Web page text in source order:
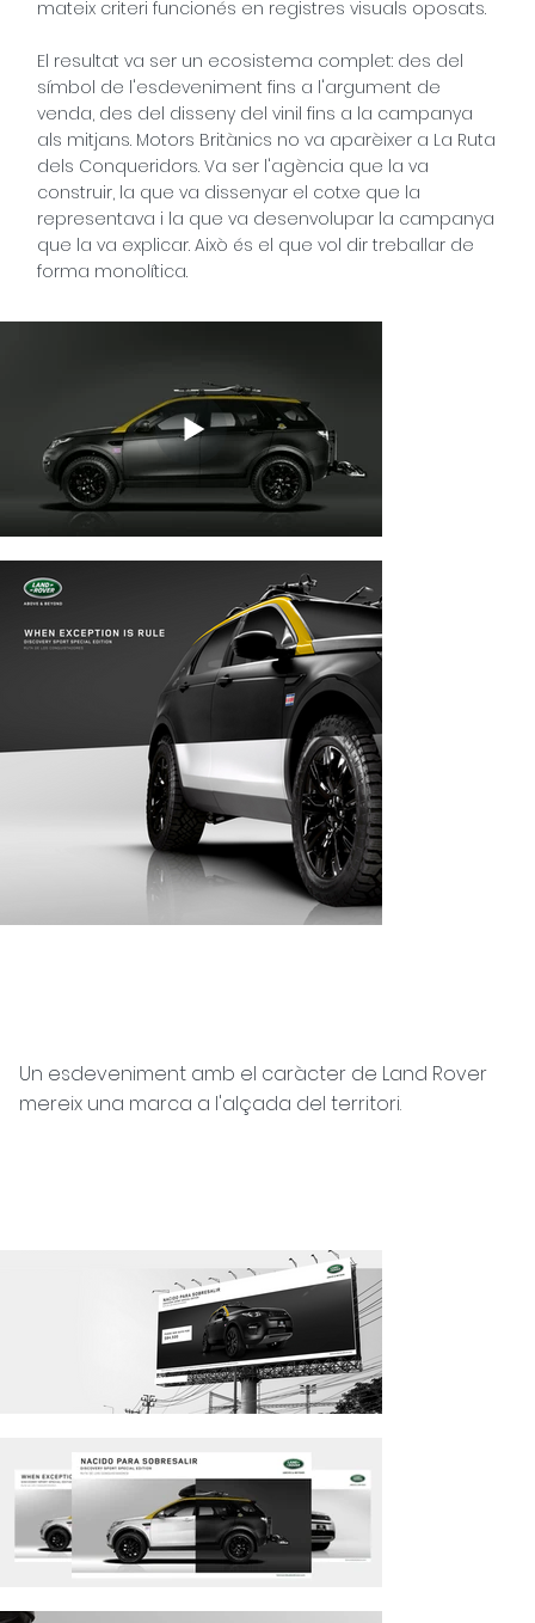
mateix criteri funcionés en registres visuals oposats.
El resultat va ser un ecosistema complet: des del
símbol de l'esdeveniment fins a l'argument de
venda, des del disseny del vinil fins a la campanya
als mitjans. Motors Britànics no va aparèixer a La Ruta
dels Conqueridors. Va ser l'agència que la va
construir, la que va dissenyar el cotxe que la
representava i la que va desenvolupar la campanya
que la va explicar. Això és el que vol dir treballar de
forma monolítica.
Un esdeveniment amb el caràcter de Land Rover
mereix una marca a l'alçada del territori.